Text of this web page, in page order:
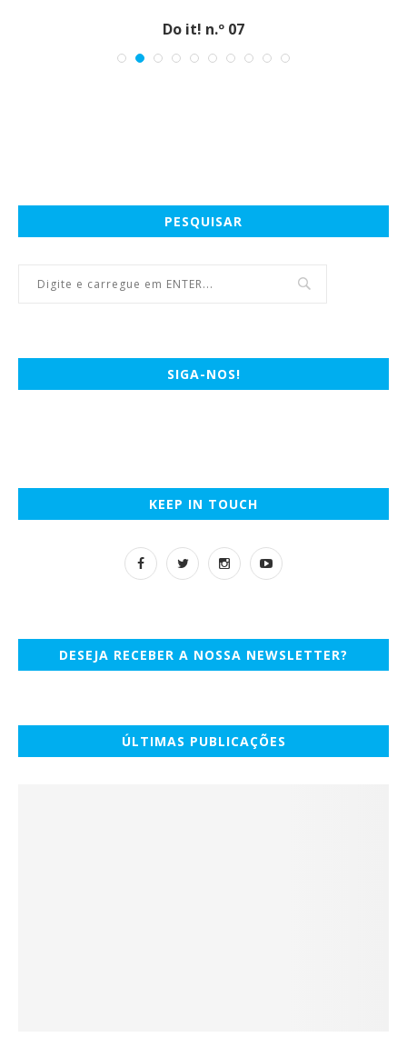
Do it! n.º 07
PESQUISAR
SIGA-NOS!
KEEP IN TOUCH
DESEJA RECEBER A NOSSA NEWSLETTER?
ÚLTIMAS PUBLICAÇÕES